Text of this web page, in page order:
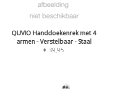
QUVIO Handdoekenrek met 4
armen - Verstelbaar - Staal
€39,95